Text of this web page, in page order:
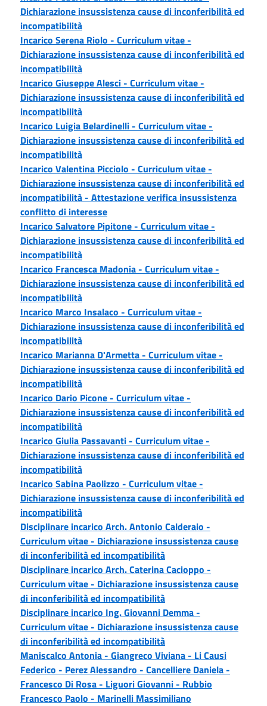
Dichiarazione insussistenza cause di inconferibilità ed
incompatibilità
Incarico Serena Riolo - Curriculum vitae -
Dichiarazione insussistenza cause di inconferibilità ed
incompatibilità
Incarico Giuseppe Alesci - Curriculum vitae -
Dichiarazione insussistenza cause di inconferibilità ed
incompatibilità
Incarico Luigia Belardinelli - Curriculum vitae -
Dichiarazione insussistenza cause di inconferibilità ed
incompatibilità
Incarico Valentina Picciolo - Curriculum vitae -
Dichiarazione insussistenza cause di inconferibilità ed
incompatibilità - Attestazione verifica insussistenza
conflitto di interesse
Incarico Salvatore Pipitone - Curriculum vitae -
Dichiarazione insussistenza cause di inconferibilità ed
incompatibilità
Incarico Francesca Madonia - Curriculum vitae -
Dichiarazione insussistenza cause di inconferibilità ed
incompatibilità
Incarico Marco Insalaco - Curriculum vitae -
Dichiarazione insussistenza cause di inconferibilità ed
incompatibilità
Incarico Marianna D'Armetta - Curriculum vitae -
Dichiarazione insussistenza cause di inconferibilità ed
incompatibilità
Incarico Dario Picone - Curriculum vitae -
Dichiarazione insussistenza cause di inconferibilità ed
incompatibilità
Incarico Giulia Passavanti - Curriculum vitae -
Dichiarazione insussistenza cause di inconferibilità ed
incompatibilità
Incarico Sabina Paolizzo - Curriculum vitae -
Dichiarazione insussistenza cause di inconferibilità ed
incompatibilità
Disciplinare incarico Arch. Antonio Calderaio -
Curriculum vitae - Dichiarazione insussistenza cause
di inconferibilità ed incompatibilità
Disciplinare incarico Arch. Caterina Cacioppo -
Curriculum vitae - Dichiarazione insussistenza cause
di inconferibilità ed incompatibilità
Disciplinare incarico Ing. Giovanni Demma -
Curriculum vitae - Dichiarazione insussistenza cause
di inconferibilità ed incompatibilità
Maniscalco Antonia - Giangreco Viviana - Li Causi
Federico - Perez Alessandro - Cancelliere Daniela -
Francesco Di Rosa - Liguori Giovanni - Rubbio
Francesco Paolo - Marinelli Massimiliano